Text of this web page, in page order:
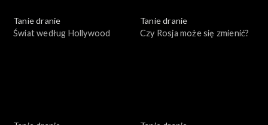
Tanie dranie
Świat według Hollywood
Tanie dranie
Czy Rosja może się zmienić?